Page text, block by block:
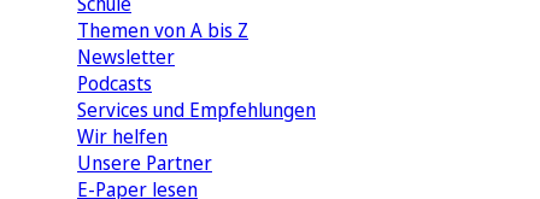
Themen von A bis Z
Newsletter
Podcasts
Services und Empfehlungen
Wir helfen
Unsere Partner
E-Paper lesen